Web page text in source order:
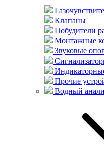
Клапаны
Побудители
Монтажные
Звуковые
Прочие
Водный